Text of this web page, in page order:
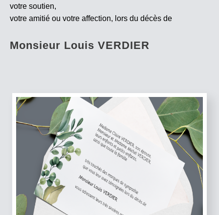
votre soutien,
votre amitié ou votre affection, lors du décès de
Monsieur Louis VERDIER